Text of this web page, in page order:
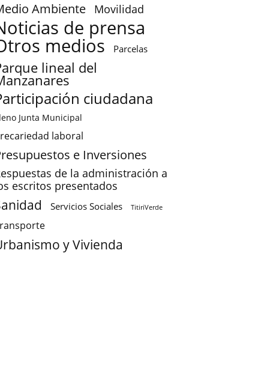
Ambiente Movilidad
de prensa
medios Parcelas
lineal del
ciudadana
Junta Municipal
laboral
e Inversiones
de la administración a
escritos presentados
Servicios Sociales TitiriVerde
y Vivienda